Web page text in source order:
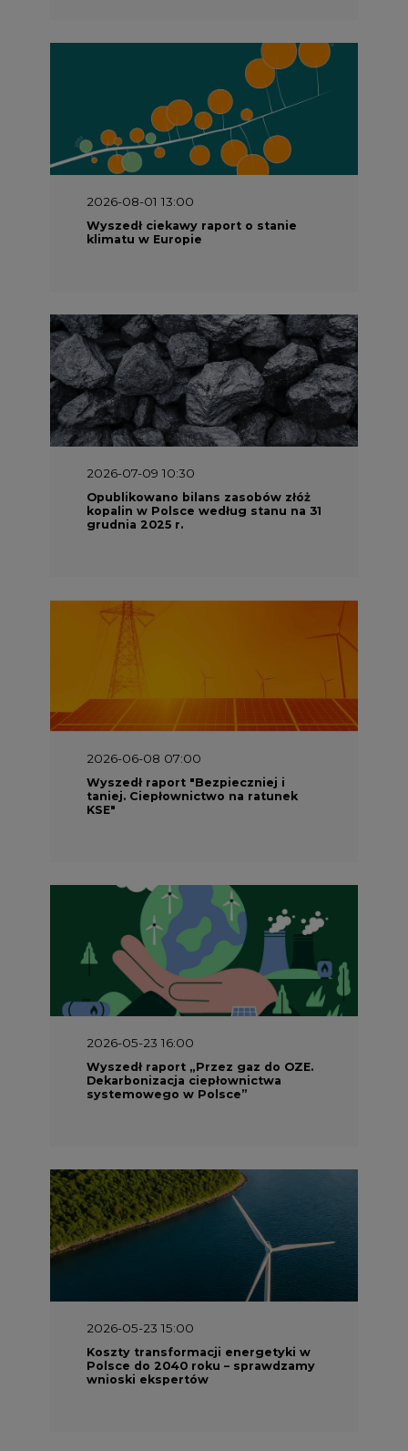
2026-08-01 13:00
Wyszedł ciekawy raport o stanie
klimatu w Europie
2026-07-09 10:30
Opublikowano bilans zasobów złóż
kopalin w Polsce według stanu na 31
grudnia 2025 r.
2026-06-08 07:00
Wyszedł raport "Bezpieczniej i
taniej. Ciepłownictwo na ratunek
KSE"
2026-05-23 16:00
Wyszedł raport „Przez gaz do OZE.
Dekarbonizacja ciepłownictwa
systemowego w Polsce”
2026-05-23 15:00
Koszty transformacji energetyki w
Polsce do 2040 roku – sprawdzamy
wnioski ekspertów